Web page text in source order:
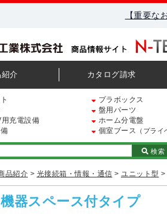
【重要な
介 カタログ請求
プラボックス
盤用パーツ
充電設備
ホーム分電盤
個室ブース （プライ
検索
品紹介 > 光接続箱・情報・通信 > ユニット型 >
器スペース付タイプ